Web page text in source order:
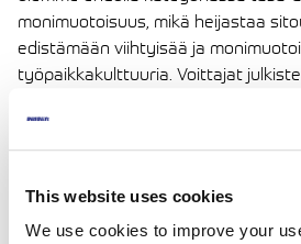
This website uses cookies
We use cookies to improve your
monimuotoisuus, mikä heijastaa
edistämään viihtyisää ja
työpaikkakulttuuria. Voittajat
maaliskuuta 2024
Equipment Rentalsia Saudi-
voiton kategoriassa tasa-arvo ja